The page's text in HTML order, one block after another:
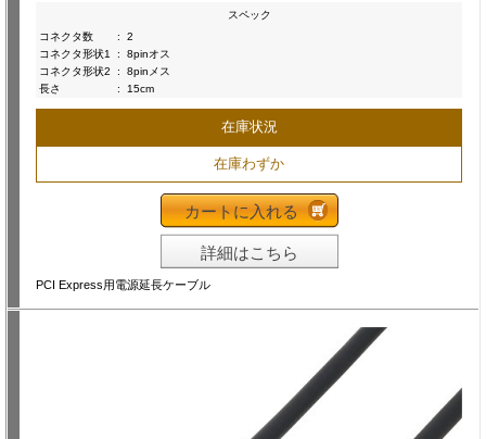
スペック
コネクタ数
:
2
コネクタ形状1
:
8pinオス
コネクタ形状2
:
8pinメス
長さ
: 15cm
在庫状況
在庫わずか
カートに入れる
詳細はこちら
PCI Express用電源延長ケーブル